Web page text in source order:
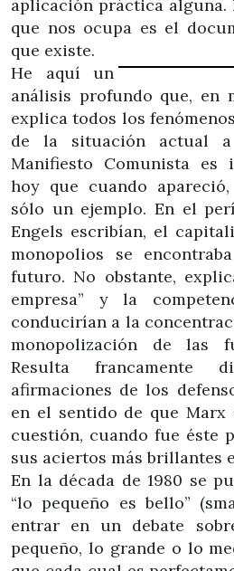
aplicación práctica alguna.
que nos ocupa es el
que existe.
He aquí un
análisis profundo que, en
explica todos los
de la situación actual
Manifiesto Comunista es
hoy que cuando apareció,
sólo un ejemplo. En el
Engels escribían, el
monopolios se
futuro. No obstante,
empresa” y la
conducirían a la
monopolización de las
Resulta francamente
afirmaciones de los
en el sentido de que Marx
cuestión, cuando fue éste
sus aciertos más brillantes
En la década de 1980 se
“lo pequeño es bello”
entrar en un debate
pequeño, lo grande o lo